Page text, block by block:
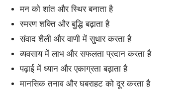
मन को शांत और स्थिर बनाता है
स्मरण शक्ति और बुद्धि बढ़ाता है
संवाद शैली और वाणी में सुधार करता है
व्यवसाय में लाभ और सफलता प्रदान करता है
पढ़ाई में ध्यान और एकाग्रता बढ़ाता है
मानसिक तनाव और घबराहट को दूर करता है